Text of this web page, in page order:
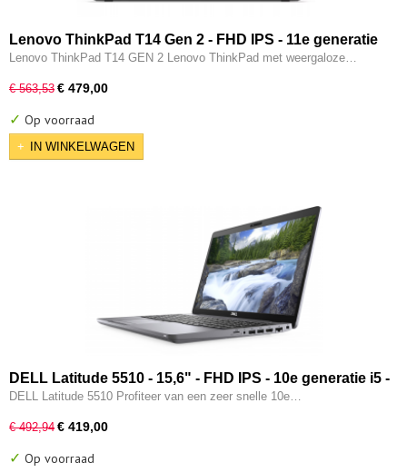
Lenovo ThinkPad T14 Gen 2 - FHD IPS - 11e generatie
i5 - 16GB - 256GB SSD - Intel IRIS XE - Thunderbolt -
Lenovo ThinkPad T14 GEN 2 Lenovo ThinkPad met weergaloze…
€ 563,53 € 479,00
✓ Op voorraad
IN WINKELWAGEN
DELL Latitude 5510 - 15,6" - FHD IPS - 10e generatie i5 -
16GB - 256GB SSD - Type-C - Intel UHD - W11 Pro
DELL Latitude 5510 Profiteer van een zeer snelle 10e…
€ 492,94 € 419,00
✓ Op voorraad